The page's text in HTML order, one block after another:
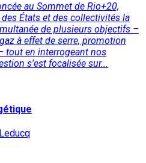
au Sommet de Rio+20,
États et des collectivités la
de plusieurs objectifs –
à effet de serre, promotion
tout en interrogeant nos
s'est focalisée sur...